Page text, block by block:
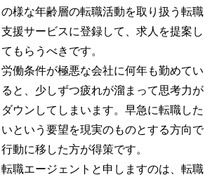
の様な年齢層の転職活動を取り扱う転職
支援サービスに登録して、求人を提案し
てもらうべきです。
労働条件が極悪な会社に何年も勤めてい
ると、少しずつ疲れが溜まって思考力が
ダウンしてしまいます。早急に転職した
いという要望を現実のものとする方向で
行動に移した方が得策です。
転職エージェントと申しますのは、転職